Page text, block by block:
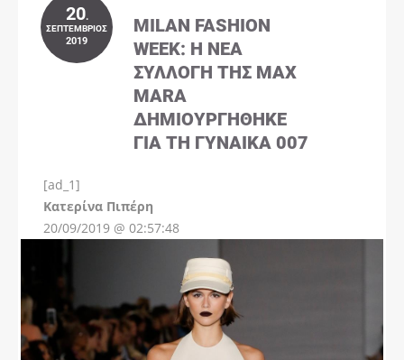
20.
ΣΕΠΤΈΜΒΡΙΟΣ
2019
MILAN FASHION
WEEK: Η ΝΈΑ
ΣΥΛΛΟΓΉ ΤΗΣ MAX
MARA
ΔΗΜΙΟΥΡΓΉΘΗΚΕ
ΓΙΑ ΤΗ ΓΥΝΑΊΚΑ 007
[ad_1]
Kατερίνα Πιπέρη
20/09/2019 @ 02:57:48